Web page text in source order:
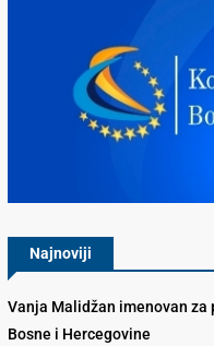
Najnoviji
Vanja Malidžan imenovan
Bosne i Hercegovine